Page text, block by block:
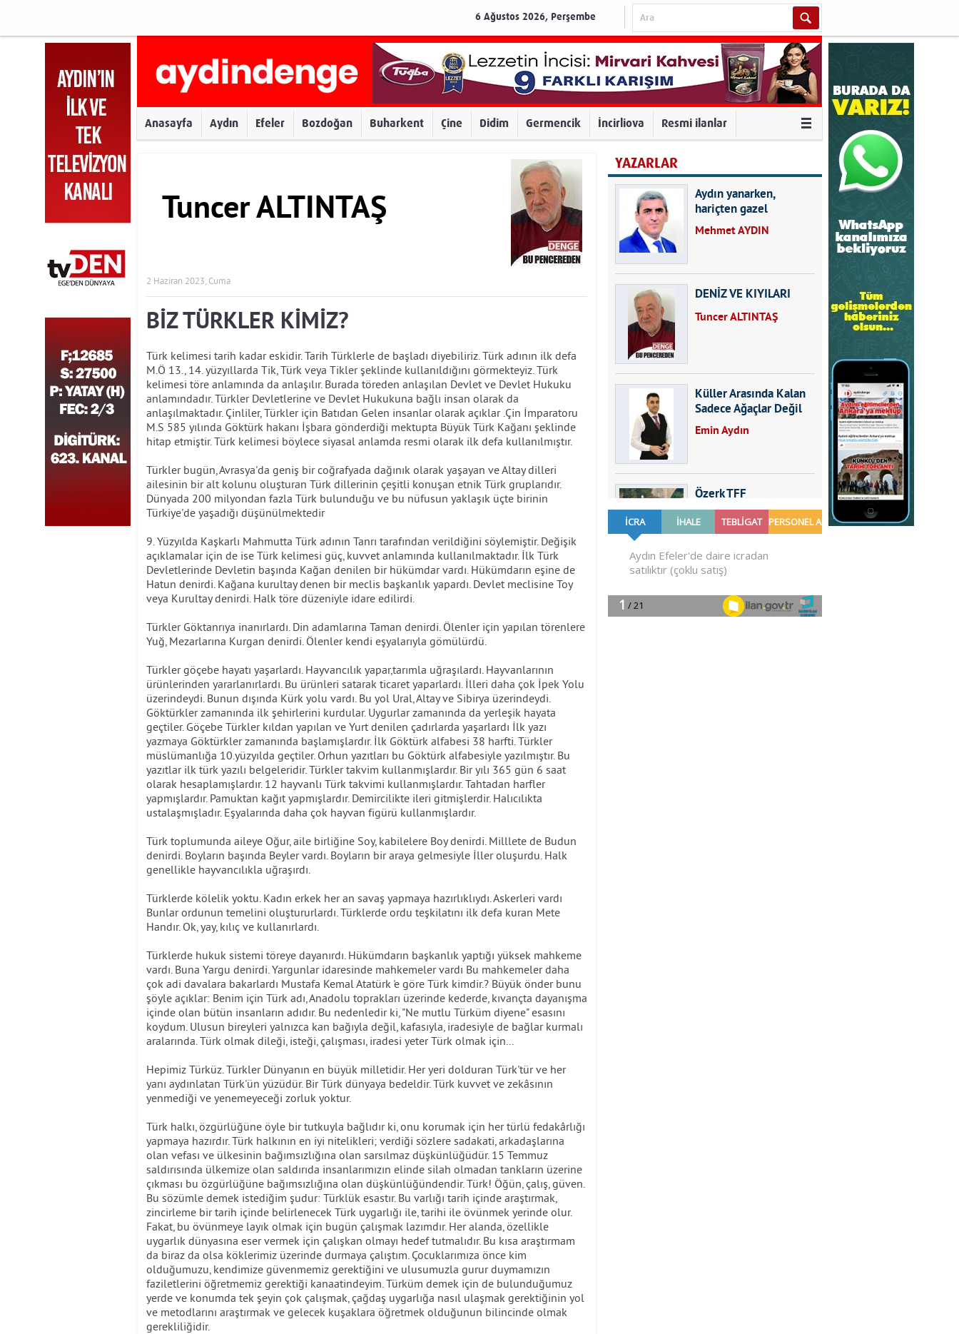
6 Ağustos 2026, Perşembe
Anasayfa Aydın Efeler Bozdoğan Buharkent Çine Didim Germencik İncirliova Resmi ilanlar
Tuncer ALTINTAŞ
2 Haziran 2023, Cuma
BİZ TÜRKLER KİMİZ?
Türk kelimesi tarih kadar eskidir. Tarih Türklerle de başladı diyebiliriz. Türk adının ilk defa
M.Ö 13., 14. yüzyıllarda Tik, Türk veya Tikler şeklinde kullanıldığını görmekteyiz. Türk
kelimesi töre anlamında da anlaşılır. Burada töreden anlaşılan Devlet ve Devlet Hukuku
anlamındadır. Türkler Devletlerine ve Devlet Hukukuna bağlı insan olarak da
anlaşılmaktadır. Çinliler, Türkler için Batıdan Gelen insanlar olarak açıklar .Çin İmparatoru
M.S 585 yılında Göktürk hakanı İşbara gönderdiği mektupta Büyük Türk Kağanı şeklinde
hitap etmiştir. Türk kelimesi böylece siyasal anlamda resmi olarak ilk defa kullanılmıştır.
Türkler bugün, Avrasya'da geniş bir coğrafyada dağınık olarak yaşayan ve Altay dilleri
ailesinin bir alt kolunu oluşturan Türk dillerinin çeşitli konuşan etnik Türk gruplarıdır.
Dünyada 200 milyondan fazla Türk bulunduğu ve bu nüfusun yaklaşık üçte birinin
Türkiye'de yaşadığı düşünülmektedir
9. Yüzyılda Kaşkarlı Mahmutta Türk adının Tanrı tarafından verildiğini söylemiştir. Değişik
açıklamalar için de ise Türk kelimesi güç, kuvvet anlamında kullanılmaktadır. İlk Türk
Devletlerinde Devletin başında Kağan denilen bir hükümdar vardı. Hükümdarın eşine de
Hatun denirdi. Kağana kurultay denen bir meclis başkanlık yapardı. Devlet meclisine Toy
veya Kurultay denirdi. Halk töre düzeniyle idare edilirdi.
Türkler Göktanrıya inanırlardı. Din adamlarına Taman denirdi. Ölenler için yapılan törenlere
Yuğ, Mezarlarına Kurgan denirdi. Ölenler kendi eşyalarıyla gömülürdü.
Türkler göçebe hayatı yaşarlardı. Hayvancılık yapar,tarımla uğraşılardı. Hayvanlarının
ürünlerinden yararlanırlardı. Bu ürünleri satarak ticaret yaparlardı. İlleri daha çok İpek Yolu
üzerindeydi. Bunun dışında Kürk yolu vardı. Bu yol Ural, Altay ve Sibirya üzerindeydi.
Göktürkler zamanında ilk şehirlerini kurdular. Uygurlar zamanında da yerleşik hayata
geçtiler. Göçebe Türkler kıldan yapılan ve Yurt denilen çadırlarda yaşarlardı İlk yazı
yazmaya Göktürkler zamanında başlamışlardır. İlk Göktürk alfabesi 38 harfti. Türkler
müslümanlığa 10.yüzyılda geçtiler. Orhun yazıtları bu Göktürk alfabesiyle yazılmıştır. Bu
yazıtlar ilk türk yazılı belgeleridir. Türkler takvim kullanmışlardır. Bir yılı 365 gün 6 saat
olarak hesaplamışlardır. 12 hayvanlı Türk takvimi kullanmışlardır. Tahtadan harfler
yapmışlardır. Pamuktan kağıt yapmışlardır. Demircilikte ileri gitmişlerdir. Halıcılıkta
ustalaşmışladır. Eşyalarında daha çok hayvan figürü kullanmışlardır.
Türk toplumunda aileye Oğur, aile birliğine Soy, kabilelere Boy denirdi. Milllete de Budun
denirdi. Boyların başında Beyler vardı. Boyların bir araya gelmesiyle İller oluşurdu. Halk
genellikle hayvancılıkla uğraşırdı.
Türklerde kölelik yoktu. Kadın erkek her an savaş yapmaya hazırlıklıydı. Askerleri vardı
Bunlar ordunun temelini oluştururlardı. Türklerde ordu teşkilatını ilk defa kuran Mete
Handır. Ok, yay, kılıç ve kullanırlardı.
Türklerde hukuk sistemi töreye dayanırdı. Hükümdarın başkanlık yaptığı yüksek mahkeme
vardı. Buna Yargu denirdi. Yargunlar idaresinde mahkemeler vardı Bu mahkemeler daha
çok adi davalara bakarlardı Mustafa Kemal Atatürk 'e göre Türk kimdir.? Büyük önder bunu
şöyle açıklar: Benim için Türk adı, Anadolu toprakları üzerinde kederde, kıvançta dayanışma
içinde olan bütün insanların adıdır. Bu nedenledir ki, "Ne mutlu Türküm diyene" esasını
koydum. Ulusun bireyleri yalnızca kan bağıyla değil, kafasıyla, iradesiyle de bağlar kurmalı
aralarında. Türk olmak dileği, isteği, çalışması, iradesi yeter Türk olmak için...
Hepimiz Türküz. Türkler Dünyanın en büyük milletidir. Her yeri dolduran Türk'tür ve her
yanı aydınlatan Türk'ün yüzüdür. Bir Türk dünyaya bedeldir. Türk kuvvet ve zekâsının
yenmediği ve yenemeyeceği zorluk yoktur.
Türk halkı, özgürlüğüne öyle bir tutkuyla bağlıdır ki, onu korumak için her türlü fedakârlığı
yapmaya hazırdır. Türk halkının en iyi nitelikleri; verdiği sözlere sadakati, arkadaşlarına
olan vefası ve ülkesinin bağımsızlığına olan sarsılmaz düşkünlüğüdür. 15 Temmuz
saldırısında ülkemize olan saldırıda insanlarımızın elinde silah olmadan tankların üzerine
çıkması bu özgürlüğüne bağımsızlığına olan düşkünlüğündendir. Türk! Öğün, çalış, güven.
Bu sözümle demek istediğim şudur: Türklük esastır. Bu varlığı tarih içinde araştırmak,
zincirleme bir tarih içinde belirlenecek Türk uygarlığı ile, tarihi ile övünmek yerinde olur.
Fakat, bu övünmeye layık olmak için bugün çalışmak lazımdır. Her alanda, özellikle
uygarlık dünyasına eser vermek için çalışkan olmayı hedef tutmalıdır. Bu kısa araştırmam
da biraz da olsa köklerimiz üzerinde durmaya çalıştım. Çocuklarımıza önce kim
olduğumuzu, kendimize güvenmemiz gerektiğini ve ulusumuzla gurur duymamızın
faziletlerini öğretmemiz gerektiği kanaatindeyim. Türküm demek için de bulunduğumuz
yerde ve konumda tek şeyin çok çalışmak, çağdaş uygarlığa nasıl ulaşmak gerektiğinin yol
ve metodlarını araştırmak ve gelecek kuşaklara öğretmek olduğunun bilincinde olmak
gerekliliğidir.
YAZARLAR
Aydın yanarken,
hariçten gazel
okuyarak kalpleri de
Mehmet AYDIN
DENİZ VE KIYILARI
Tuncer ALTINTAŞ
Küller Arasında Kalan
Sadece Ağaçlar Değil
Emin Aydın
Özerk TFF
Furkan SARICA
GÜNDEMDE NELER
OLMALI?